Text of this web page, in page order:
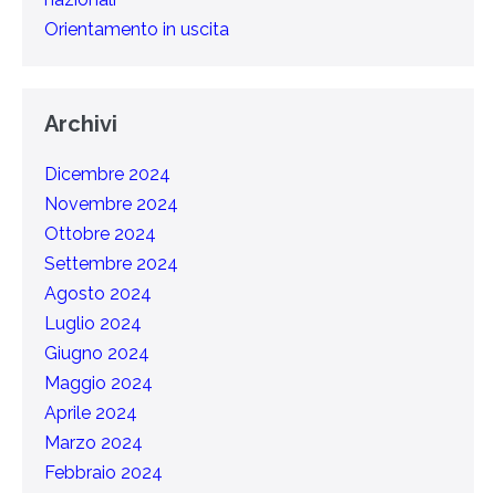
Orientamento in uscita
Archivi
Dicembre 2024
Novembre 2024
Ottobre 2024
Settembre 2024
Agosto 2024
Luglio 2024
Giugno 2024
Maggio 2024
Aprile 2024
Marzo 2024
Febbraio 2024